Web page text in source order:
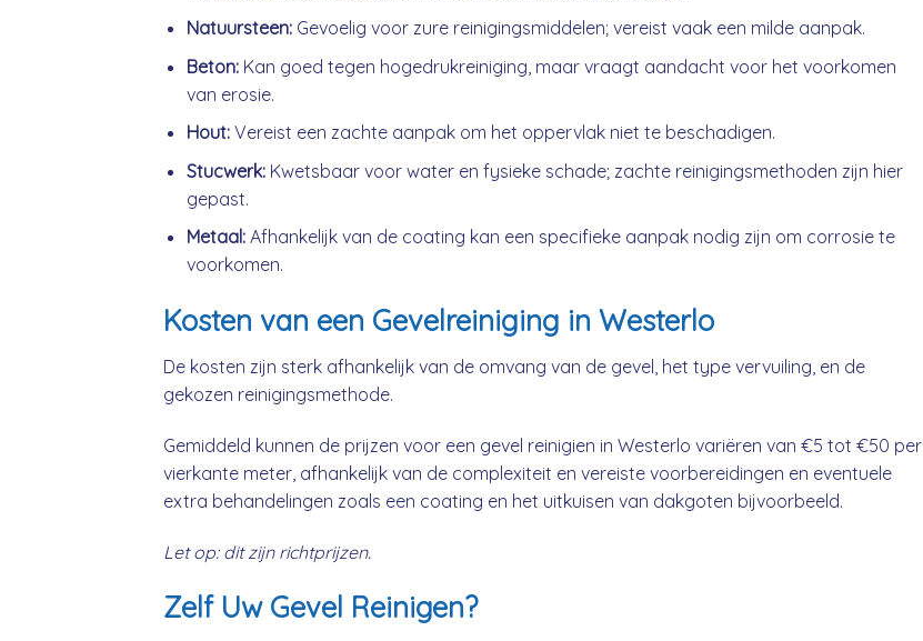
Natuursteen:Gevoelig voor zure reinigingsmiddelen; vereist vaak een milde aanpak.
Beton:Kan goed tegen hogedrukreiniging, maar vraagt aandacht voor het voorkomen
van erosie.
Hout:Vereist een zachte aanpak om het oppervlak niet te beschadigen.
Stucwerk:Kwetsbaar voor water en fysieke schade; zachte reinigingsmethoden zijn hier
gepast.
Metaal:Afhankelijk van de coating kan een specifieke aanpak nodig zijn om corrosie te
voorkomen.
Kosten van een Gevelreiniging in Westerlo
De kosten zijn sterk afhankelijk van de omvang van de gevel, het type vervuiling, en de
gekozen reinigingsmethode.
Gemiddeld kunnen de prijzen voor een gevel reinigien in Westerlo variëren van €5 tot €50 per
vierkante meter, afhankelijk van de complexiteit en vereiste voorbereidingen en eventuele
extra behandelingen zoals een coating en het uitkuisen van dakgoten bijvoorbeeld.
Let op: dit zijn richtprijzen.
Zelf Uw Gevel Reinigen?